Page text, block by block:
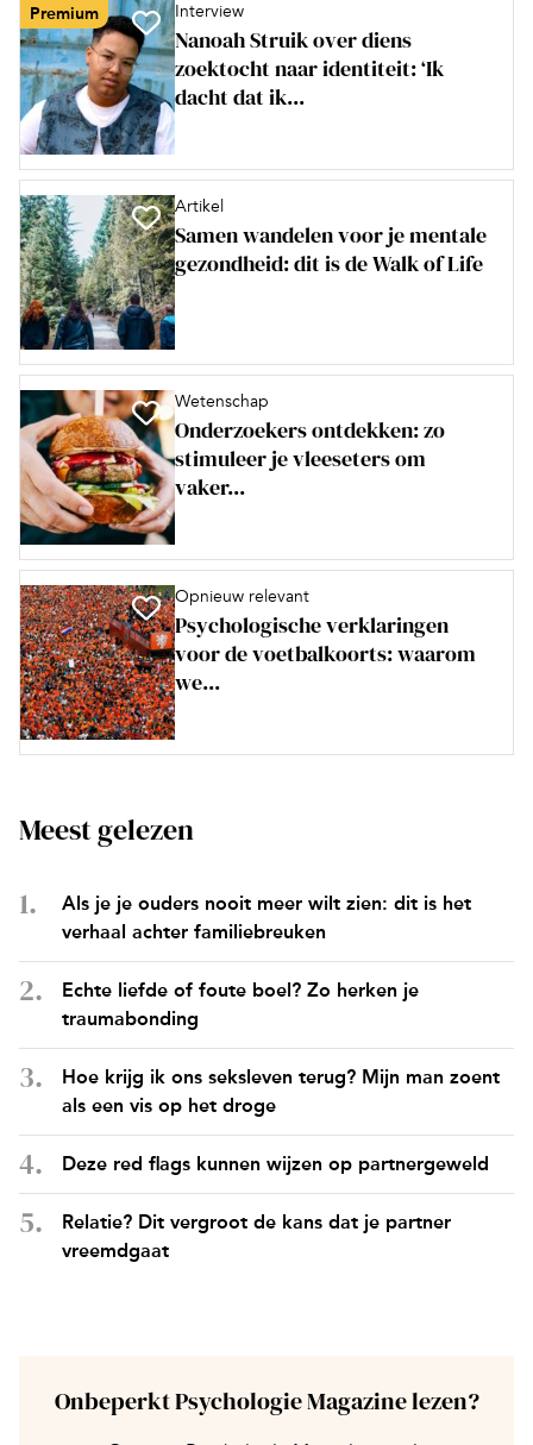
Premium Interview
Nanoah Struik over diens
zoektocht naar identiteit: ‘Ik
dacht dat ik...
Artikel
Samen wandelen voor je mentale
gezondheid: dit is de Walk of Life
Wetenschap
Onderzoekers ontdekken: zo
stimuleer je vleeseters om
vaker...
Opnieuw relevant
Psychologische verklaringen
voor de voetbalkoorts: waarom
we...
Meest gelezen
Als je je ouders nooit meer wilt zien: dit is het
verhaal achter familiebreuken
Echte liefde of foute boel? Zo herken je
traumabonding
Hoe krijg ik ons seksleven terug? Mijn man zoent
als een vis op het droge
Deze red flags kunnen wijzen op partnergeweld
Relatie? Dit vergroot de kans dat je partner
vreemdgaat
Onbeperkt Psychologie Magazine lezen?